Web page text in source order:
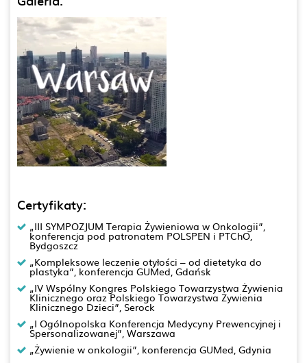
Certyfikaty:
„III SYMPOZJUM Terapia Żywieniowa w Onkologii”,
konferencja pod patronatem POLSPEN i PTChO,
Bydgoszcz
„Kompleksowe leczenie otyłości – od dietetyka do
plastyka”, konferencja GUMed, Gdańsk
„IV Wspólny Kongres Polskiego Towarzystwa Żywienia
Klinicznego oraz Polskiego Towarzystwa Żywienia
Klinicznego Dzieci”, Serock
„I Ogólnopolska Konferencja Medycyny Prewencyjnej i
Spersonalizowanej”, Warszawa
„Żywienie w onkologii”, konferencja GUMed, Gdynia